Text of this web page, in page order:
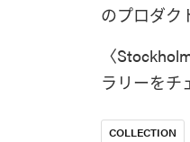
のプロダク
〈
ラリーをチ
COLLECTION